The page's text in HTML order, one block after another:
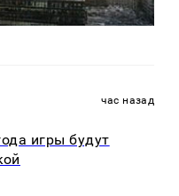
час назад
игры будут